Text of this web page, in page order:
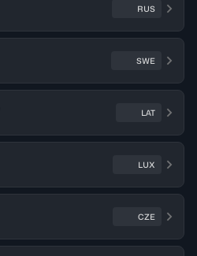
RUS
SWE
LAT
LUX
CZE